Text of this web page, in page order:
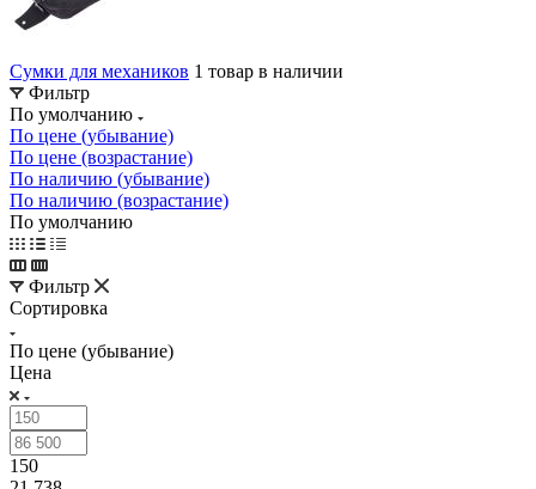
Сумки для механиков 1 товар в наличии
Фильтр
По умолчанию
По цене (убывание)
По цене (возрастание)
По наличию (убывание)
По наличию (возрастание)
По умолчанию
Фильтр
Сортировка
По цене (убывание)
Цена
150